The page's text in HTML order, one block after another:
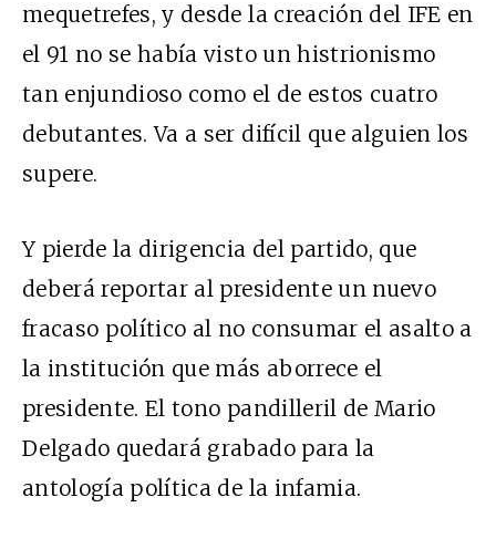
mequetrefes, y desde la creación del IFE en
el 91 no se había visto un histrionismo
tan enjundioso como el de estos cuatro
debutantes. Va a ser difícil que alguien los
supere.
Y pierde la dirigencia del partido, que
deberá reportar al presidente un nuevo
fracaso político al no consumar el asalto a
la institución que más aborrece el
presidente. El tono pandilleril de Mario
Delgado quedará grabado para la
antología política de la infamia.